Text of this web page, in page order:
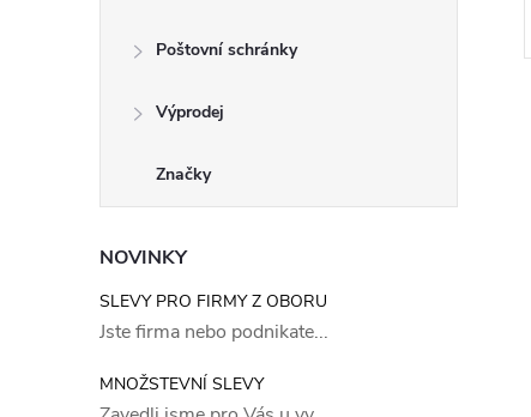
Poštovní schránky
Výprodej
Značky
NOVINKY
SLEVY PRO FIRMY Z OBORU
Jste firma nebo podnikate...
MNOŽSTEVNÍ SLEVY